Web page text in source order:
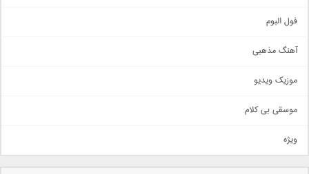
اجتماعی
حماسی
سنتی
اهنگ بندرعباسی
دمو
مذهبی
فول البوم
آهنگ مذهبی
موزیک ویدیو
موسقی بی کلام
ویژه